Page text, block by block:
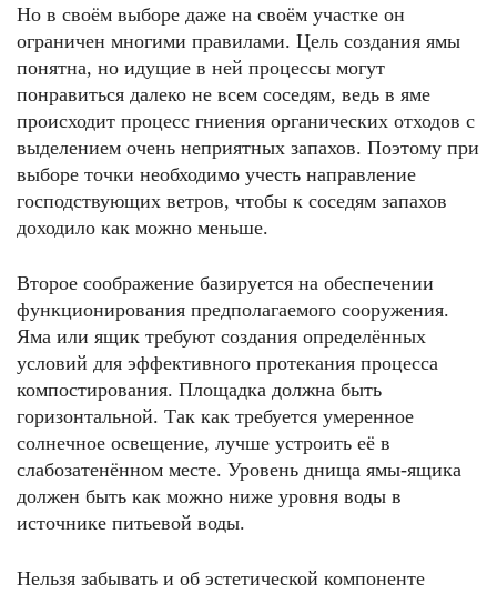
Но в своём выборе даже на своём участке он
ограничен многими правилами. Цель создания ямы
понятна, но идущие в ней процессы могут
понравиться далеко не всем соседям, ведь в яме
происходит процесс гниения органических отходов с
выделением очень неприятных запахов. Поэтому при
выборе точки необходимо учесть направление
господствующих ветров, чтобы к соседям запахов
доходило как можно меньше.
Второе соображение базируется на обеспечении
функционирования предполагаемого сооружения.
Яма или ящик требуют создания определённых
условий для эффективного протекания процесса
компостирования. Площадка должна быть
горизонтальной. Так как требуется умеренное
солнечное освещение, лучше устроить её в
слабозатенённом месте. Уровень днища ямы-ящика
должен быть как можно ниже уровня воды в
источнике питьевой воды.
Нельзя забывать и об эстетической компоненте